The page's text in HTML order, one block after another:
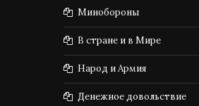
Минобороны
В стране и в Мире
Народ и Армия
Денежное довольствие